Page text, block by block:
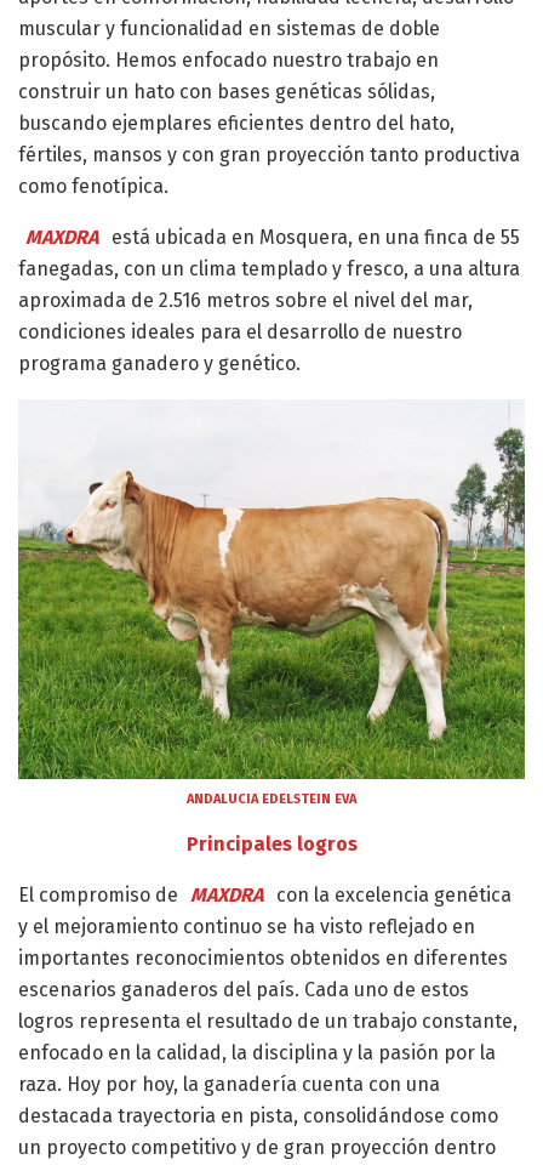
muscular y funcionalidad en sistemas de doble
propósito. Hemos enfocado nuestro trabajo en
construir un hato con bases genéticas sólidas,
buscando ejemplares eficientes dentro del hato,
fértiles, mansos y con gran proyección tanto productiva
como fenotípica.
MAXDRA
está ubicada en Mosquera, en una finca de 55
fanegadas, con un clima templado y fresco, a una altura
aproximada de 2.516 metros sobre el nivel del mar,
condiciones ideales para el desarrollo de nuestro
programa ganadero y genético.
ANDALUCIA EDELSTEIN EVA
Principales logros
El compromiso de MAXDRA
con la excelencia genética
y el mejoramiento continuo se ha visto reflejado en
importantes reconocimientos obtenidos en diferentes
escenarios ganaderos del país. Cada uno de estos
logros representa el resultado de un trabajo constante,
enfocado en la calidad, la disciplina y la pasión por la
raza. Hoy por hoy, la ganadería cuenta con una
destacada trayectoria en pista, consolidándose como
un proyecto competitivo y de gran proyección dentro